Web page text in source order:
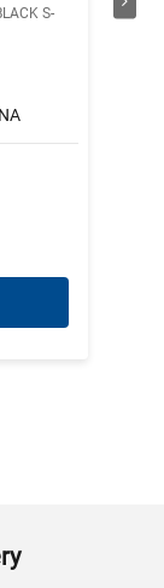
S-
DRILL